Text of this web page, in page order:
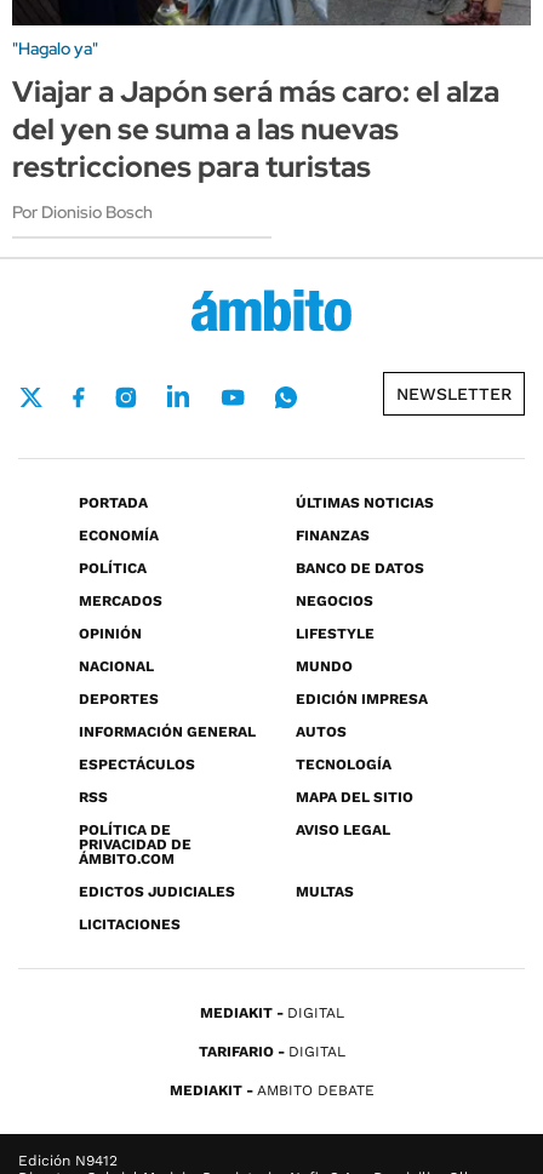
"Hagalo ya"
Viajar a Japón será más caro: el alza
del yen se suma a las nuevas
restricciones para turistas
Por Dionisio Bosch
NEWSLETTER
PORTADA
ÚLTIMAS NOTICIAS
ECONOMÍA
FINANZAS
POLÍTICA
BANCO DE DATOS
MERCADOS
NEGOCIOS
OPINIÓN
LIFESTYLE
NACIONAL
MUNDO
DEPORTES
EDICIÓN IMPRESA
INFORMACIÓN GENERAL
AUTOS
ESPECTÁCULOS
TECNOLOGÍA
RSS
MAPA DEL SITIO
POLÍTICA DE
PRIVACIDAD DE
ÁMBITO.COM
AVISO LEGAL
EDICTOS JUDICIALES
MULTAS
LICITACIONES
MEDIAKIT DIGITAL
TARIFARIO DIGITAL
MEDIAKIT AMBITO DEBATE
Edición N9412